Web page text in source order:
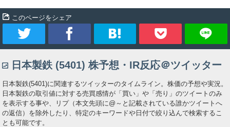
このページをシェア
イ
ー
ト
ェ
ア
ッ
ク
マ
日本製鉄 (5401) 株予想・IR反応＠ツイッター
日本製鉄(5401)に関連するツイッターのタイムライン。株価の予想や実況。
日本製鉄の取引値に対する売買感情が「買い」や「売り」のツイートのみ
を表示する事や、リプ（本文先頭に@～と記載されている誰かツイートへ
の返信）を除外したり、特定のキーワードや日付で絞り込んで検索するこ
とも可能です。